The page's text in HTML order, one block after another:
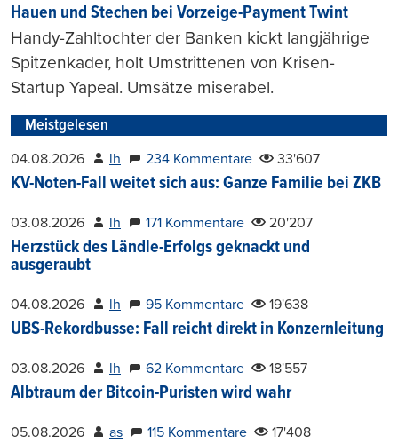
Hauen und Stechen bei Vorzeige-Payment Twint
Handy-Zahltochter der Banken kickt langjährige
Spitzenkader, holt Umstrittenen von Krisen-
Startup Yapeal. Umsätze miserabel.
Meistgelesen
04.08.2026 lh 234 Kommentare 33'607
KV-Noten-Fall weitet sich aus: Ganze Familie bei ZKB
03.08.2026 lh 171 Kommentare 20'207
Herzstück des Ländle-Erfolgs geknackt und
ausgeraubt
04.08.2026 lh 95 Kommentare 19'638
UBS-Rekordbusse: Fall reicht direkt in Konzernleitung
03.08.2026 lh 62 Kommentare 18'557
Albtraum der Bitcoin-Puristen wird wahr
05.08.2026 as 115 Kommentare 17'408